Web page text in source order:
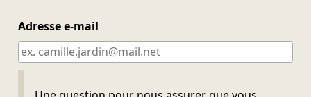
Adresse e-mail
Ne pas remplir